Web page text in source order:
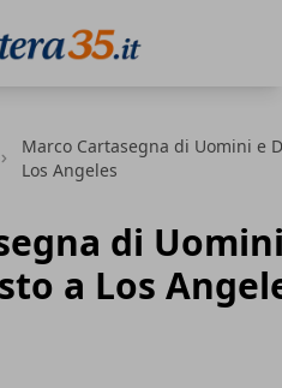
Marco Cartasegna di Uomini e
Los Angeles
di
a Los